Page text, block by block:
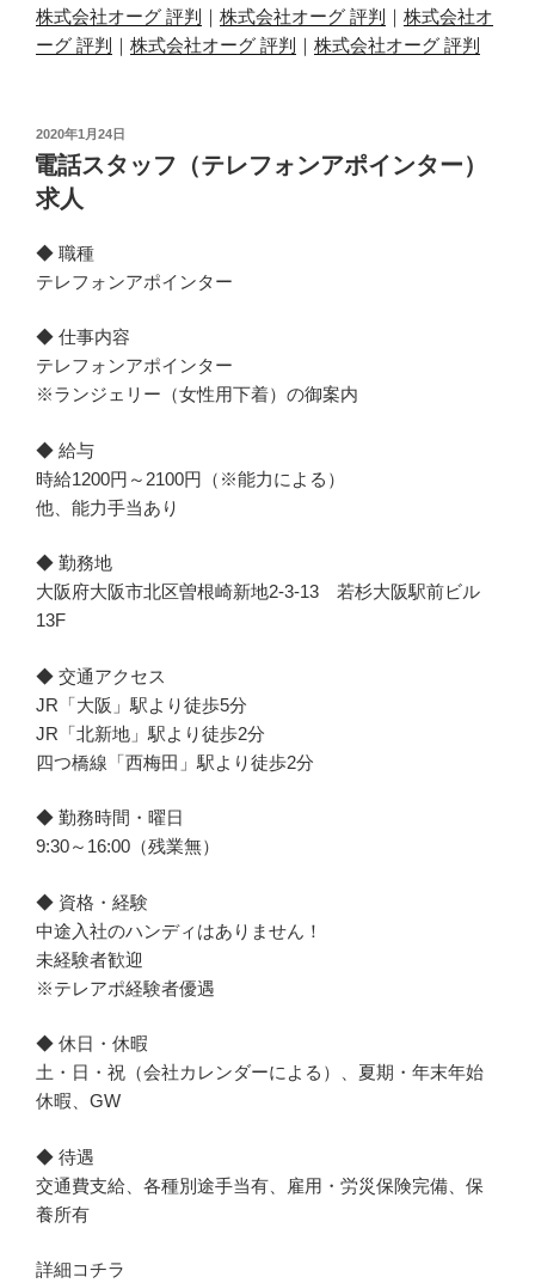
株式会社オーグ 評判
｜ 株式会社オーグ 評判 ｜ 株式会社オ
ーグ 評判
｜ 株式会社オーグ 評判 ｜ 株式会社オーグ 評判
投
稿
日:
2020年1月24日
電話スタッフ（テレフォンアポインター）
求人
◆ 職種
テレフォンアポインター
◆ 仕事内容
テレフォンアポインター
※ランジェリー（女性用下着）の御案内
◆ 給与
時給1200円～2100円（※能力による）
他、能力手当あり
◆ 勤務地
大阪府大阪市北区曽根崎新地2-3-13 若杉大阪駅前ビル
13F
◆ 交通アクセス
JR「大阪」駅より徒歩5分
JR「北新地」駅より徒歩2分
四つ橋線「西梅田」駅より徒歩2分
◆ 勤務時間・曜日
9:30～16:00（残業無）
◆ 資格・経験
中途入社のハンディはありません！
未経験者歓迎
※テレアポ経験者優遇
◆ 休日・休暇
土・日・祝（会社カレンダーによる）、夏期・年末年始
休暇、GW
◆ 待遇
交通費支給、各種別途手当有、雇用・労災保険完備、保
養所有
詳細コチラ